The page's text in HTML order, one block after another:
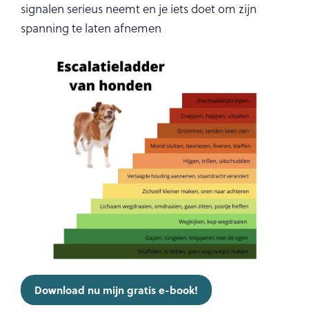
signalen serieus neemt en je iets doet om zijn
spanning te laten afnemen
Download nu mijn gratis e-book!